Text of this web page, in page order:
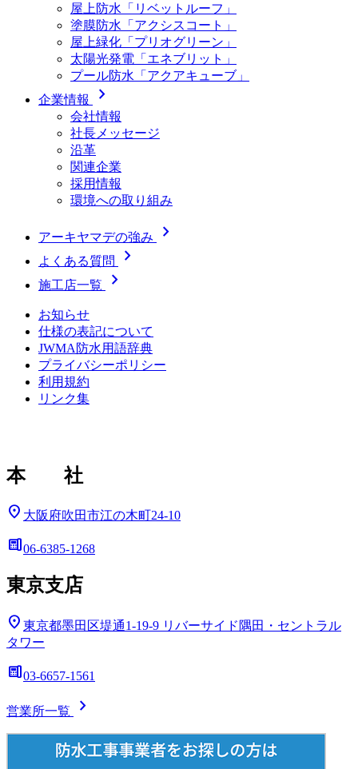
屋上防水「リベットルーフ」
塗膜防水「アクシスコート」
屋上緑化「プリオグリーン」
太陽光発電「エネブリット」
プール防水「アクアキューブ」
企業情報
chevron_right
会社情報
社長メッセージ
沿革
関連企業
採用情報
環境への取り組み
アーキヤマデの強み chevron_right
よくある質問 chevron_right
施工店一覧 chevron_right
お知らせ
仕様の表記について
JWMA防水用語辞典
プライバシーポリシー
利用規約
リンク集
本 社
location_on 大阪府吹田市江の木町24-10
deskphone06-6385-1268
東京支店
location_on 東京都墨田区堤通1-19-9 リバーサイド隅田・セントラル
タワー
deskphone03-6657-1561
営業所一覧 chevron_right